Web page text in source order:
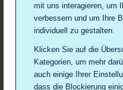
mit uns interagieren, um
verbessern und um Ihre
individuell zu gestalten.
Klicken Sie auf die
Kategorien, um mehr
auch einige Ihrer
dass die Blockierung
Gebärmutterhalskrebs
Gebärmutterhalskrebs
Ab 35 Jahren